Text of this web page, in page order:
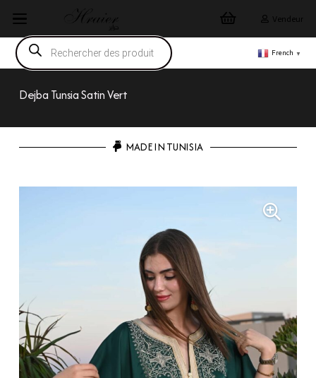
Vendeur
Recherche
de
produits
French ▼
Dejba Tunsia Satin Vert
MADE IN TUNISIA